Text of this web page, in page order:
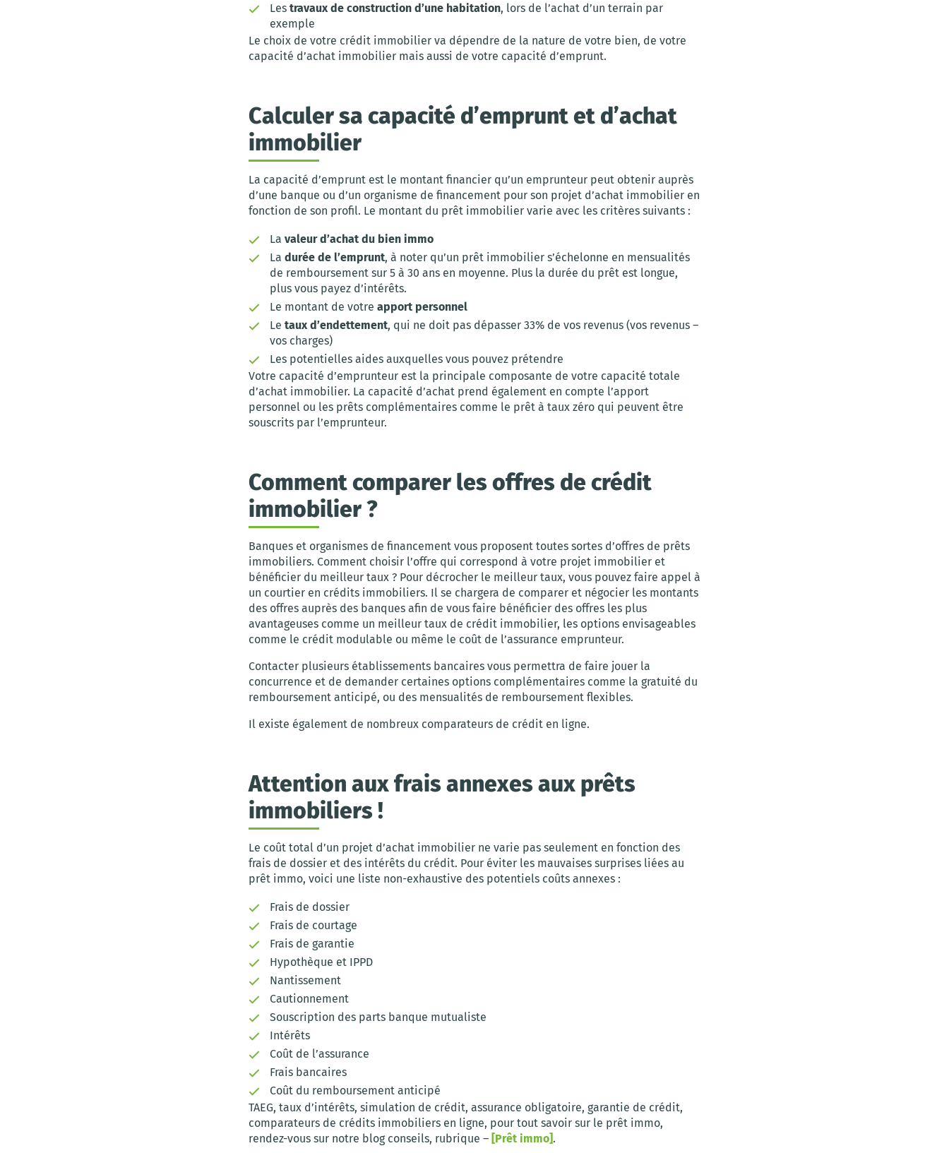
Les travaux de construction d’une habitation, lors de l’achat d’un terrain par
exemple
Le choix de votre crédit immobilier va dépendre de la nature de votre bien, de votre
capacité d’achat immobilier mais aussi de votre capacité d’emprunt.
Calculer sa capacité d’emprunt et d’achat
immobilier
La capacité d’emprunt est le montant financier qu’un emprunteur peut obtenir auprès
d’une banque ou d’un organisme de financement pour son projet d’achat immobilier en
fonction de son profil. Le montant du prêt immobilier varie avec les critères suivants :
La valeur d’achat du bien immo
La durée de l’emprunt, à noter qu’un prêt immobilier s’échelonne en mensualités
de remboursement sur 5 à 30 ans en moyenne. Plus la durée du prêt est longue,
plus vous payez d’intérêts.
Le montant de votre apport personnel
Le taux d’endettement, qui ne doit pas dépasser 33% de vos revenus (vos revenus –
vos charges)
Les potentielles aides auxquelles vous pouvez prétendre
Votre capacité d’emprunteur est la principale composante de votre capacité totale
d’achat immobilier. La capacité d’achat prend également en compte l’apport
personnel ou les prêts complémentaires comme le prêt à taux zéro qui peuvent être
souscrits par l’emprunteur.
Comment comparer les offres de crédit
immobilier ?
Banques et organismes de financement vous proposent toutes sortes d’offres de prêts
immobiliers. Comment choisir l’offre qui correspond à votre projet immobilier et
bénéficier du meilleur taux ? Pour décrocher le meilleur taux, vous pouvez faire appel à
un courtier en crédits immobiliers. Il se chargera de comparer et négocier les montants
des offres auprès des banques afin de vous faire bénéficier des offres les plus
avantageuses comme un meilleur taux de crédit immobilier, les options envisageables
comme le crédit modulable ou même le coût de l’assurance emprunteur.
Contacter plusieurs établissements bancaires vous permettra de faire jouer la
concurrence et de demander certaines options complémentaires comme la gratuité du
remboursement anticipé, ou des mensualités de remboursement flexibles.
Il existe également de nombreux comparateurs de crédit en ligne.
Attention aux frais annexes aux prêts
immobiliers !
Le coût total d’un projet d’achat immobilier ne varie pas seulement en fonction des
frais de dossier et des intérêts du crédit. Pour éviter les mauvaises surprises liées au
prêt immo, voici une liste non-exhaustive des potentiels coûts annexes :
Frais de dossier
Frais de courtage
Frais de garantie
Hypothèque et IPPD
Nantissement
Cautionnement
Souscription des parts banque mutualiste
Intérêts
Coût de l’assurance
Frais bancaires
Coût du remboursement anticipé
TAEG, taux d’intérêts, simulation de crédit, assurance obligatoire, garantie de crédit,
comparateurs de crédits immobiliers en ligne, pour tout savoir sur le prêt immo,
rendez-vous sur notre blog conseils, rubrique – [Prêt immo].